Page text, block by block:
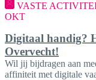
VASTE
OKT
Digitaal handig?
Overvecht!
Wil jij bijdragen aan
affiniteit met digitale